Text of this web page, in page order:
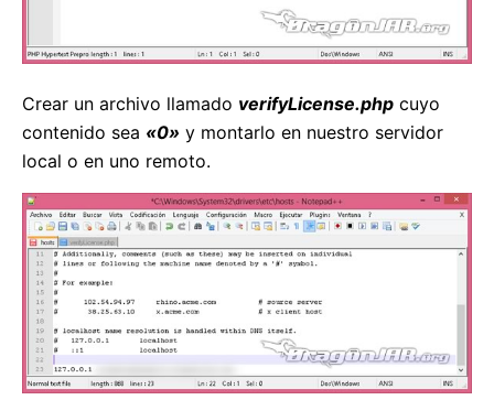
Crear un archivo llamado verifyLicense.php cuyo
contenido sea «0» y montarlo en nuestro servidor
local o en uno remoto.